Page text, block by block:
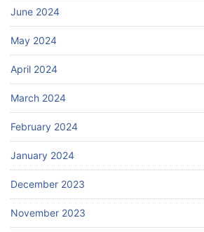
June 2024
May 2024
April 2024
March 2024
February 2024
January 2024
December 2023
November 2023